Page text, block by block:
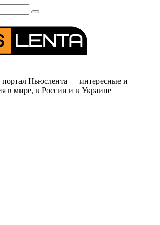
Ньюслента — интересные и
в мире, в России и в Украине